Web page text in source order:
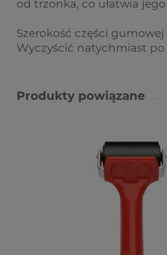
od trzonka, co ułatwia
Szerokość części gumowej
Wyczyścić natychmiast po
Produkty powiązane